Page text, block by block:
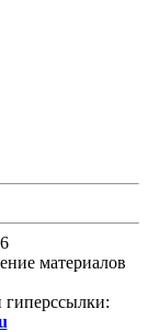
материалов
гиперссылки: